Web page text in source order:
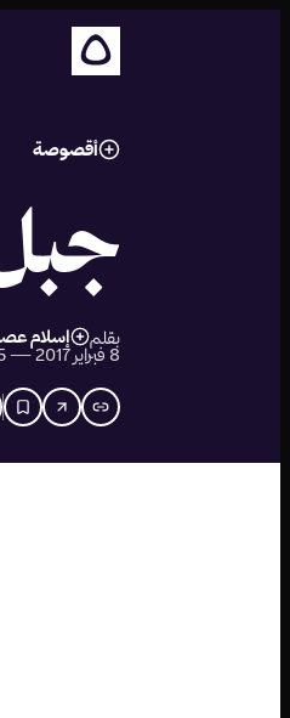
أقصوصة
بقلم
إسلام
8 فبراير 2017 — 11:35 ص